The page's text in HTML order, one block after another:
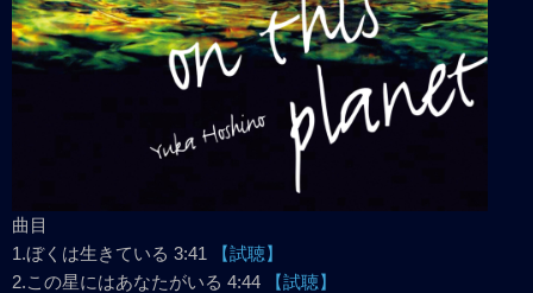
曲目
1.ぼくは生きている 3:41
【試聴】
2.この星にはあなたがいる 4:44
【試聴】